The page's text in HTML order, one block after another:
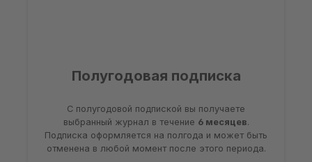
Полугодовая подписка
С полугодовой подпиской вы получаете
выбранный журнал в течение 6 месяцев.
Подписка оформляется на полгода и может быть
отменена в любой момент после этого периода.